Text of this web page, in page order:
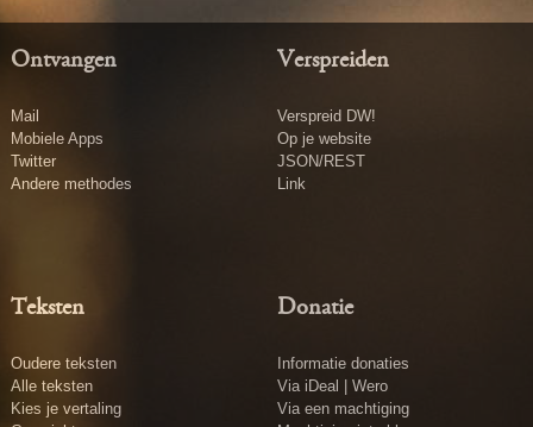
Ontvangen
Mail
Mobiele Apps
Twitter
Andere methodes
Verspreiden
Verspreid DW!
Op je website
JSON/REST
Link
Teksten
Oudere teksten
Alle teksten
Kies je vertaling
Donatie
Informatie donaties
Via iDeal | Wero
Via een machtiging